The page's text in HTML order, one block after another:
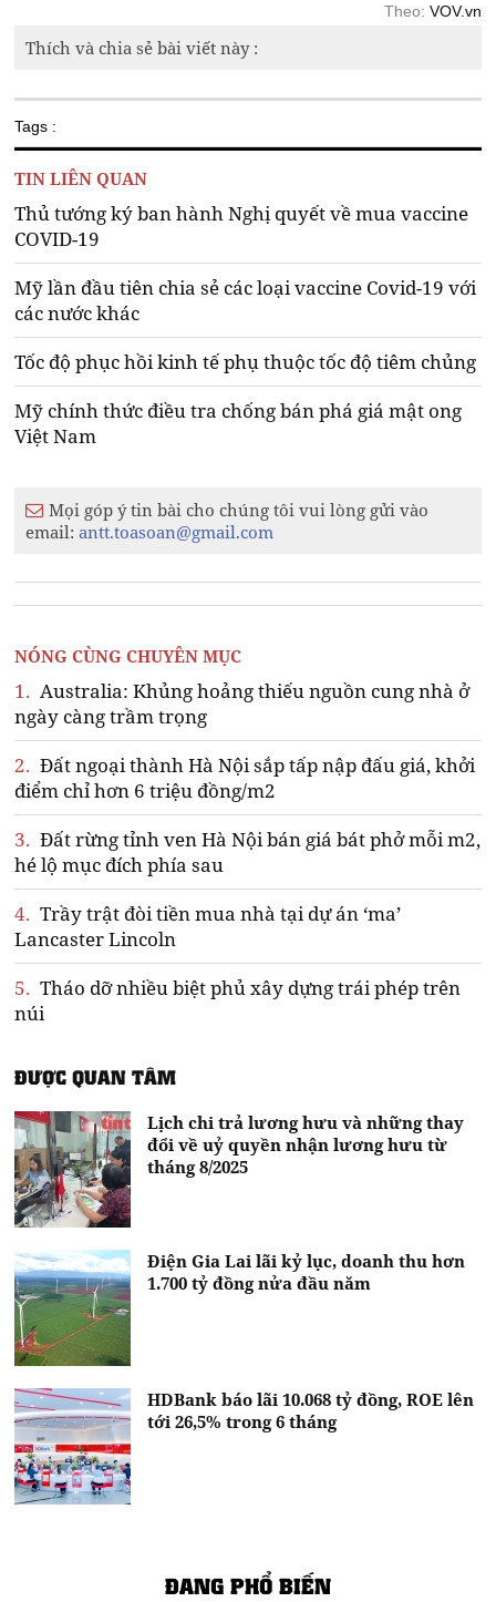
Theo: VOV.vn
Thích và chia sẻ bài viết này :
Tags :
TIN LIÊN QUAN
Thủ tướng ký ban hành Nghị quyết về mua vaccine
COVID-19
Mỹ lần đầu tiên chia sẻ các loại vaccine Covid-19 với
các nước khác
Tốc độ phục hồi kinh tế phụ thuộc tốc độ tiêm chủng
Mỹ chính thức điều tra chống bán phá giá mật ong
Việt Nam
Mọi góp ý tin bài cho chúng tôi vui lòng gửi vào
email:antt.toasoan@gmail.com
NÓNG CÙNG CHUYÊN MỤC
1. Australia: Khủng hoảng thiếu nguồn cung nhà ở
ngày càng trầm trọng
2. Đất ngoại thành Hà Nội sắp tấp nập đấu giá, khởi
điểm chỉ hơn 6 triệu đồng/m2
3. Đất rừng tỉnh ven Hà Nội bán giá bát phở mỗi m2,
hé lộ mục đích phía sau
4. Trầy trật đòi tiền mua nhà tại dự án ‘ma’
Lancaster Lincoln
5. Tháo dỡ nhiều biệt phủ xây dựng trái phép trên
núi
ĐƯỢC QUAN TÂM
Lịch chi trả lương hưu và những thay
đổi về uỷ quyền nhận lương hưu từ
tháng 8/2025
Điện Gia Lai lãi kỷ lục, doanh thu hơn
1.700 tỷ đồng nửa đầu năm
HDBank báo lãi 10.068 tỷ đồng, ROE lên
tới 26,5% trong 6 tháng
ĐANG PHỔ BIẾN